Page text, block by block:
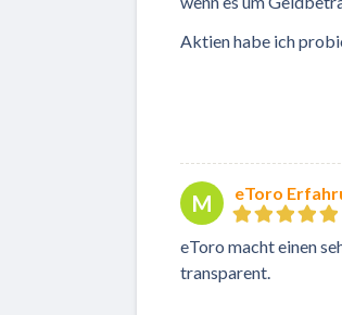
Aktien habe ich
M eToro
eToro macht einen
transparent.